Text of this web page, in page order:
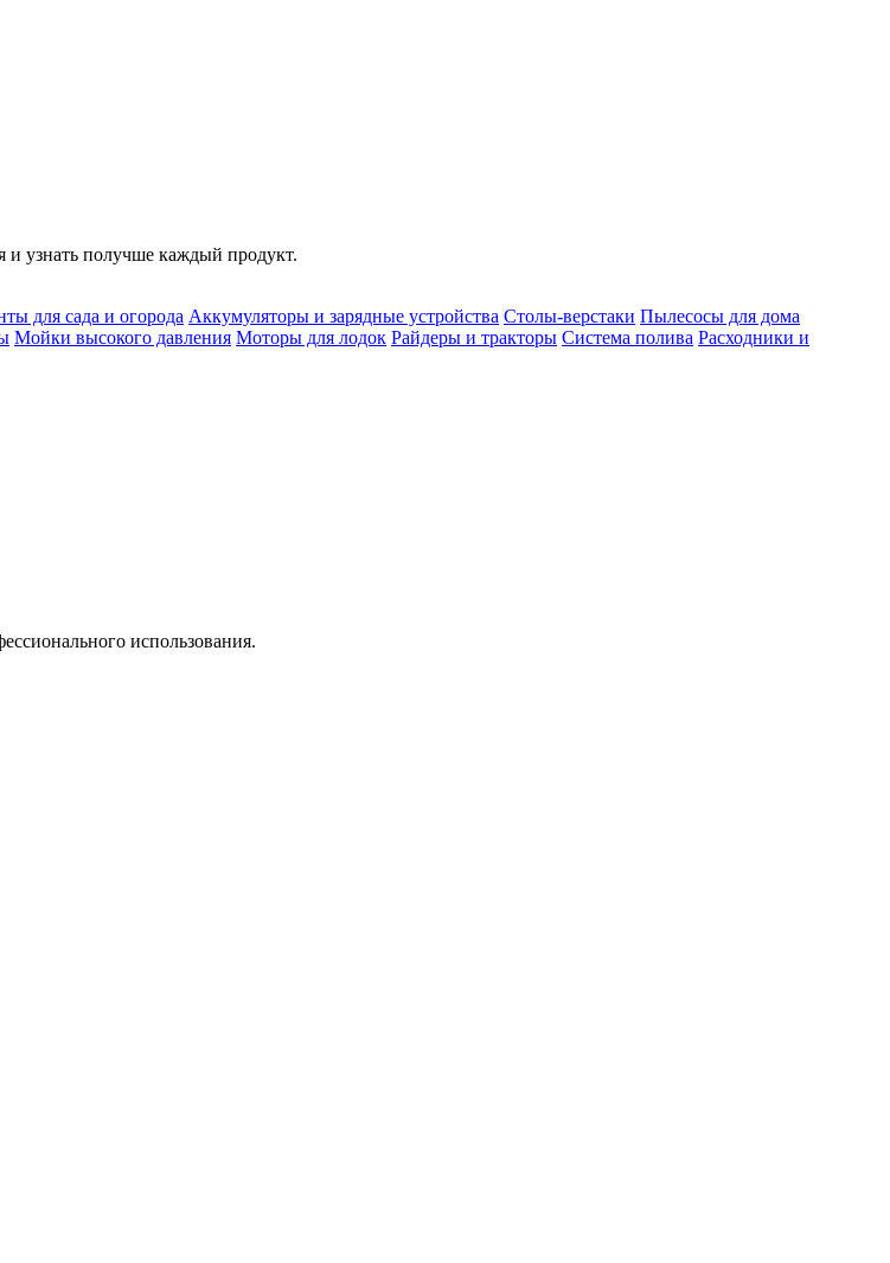
и узнать получше каждый продукт.
для сада и огорода Аккумуляторы и зарядные устройства Столы-верстаки Пылесосы для дома
Мойки высокого давления Моторы для лодок Райдеры и тракторы Система полива Расходники и
использования.